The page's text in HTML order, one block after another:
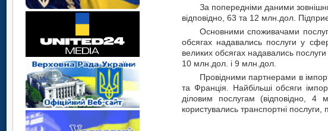
За попередніми даними
відповідно, 63 та 12 млн.дол.
Основними споживачами
обсягах надавались послуги у
великих обсягах надавались
10 млн.дол. і 9 млн.дол.
Провідними партнерами в
та Франція. Найбільші обсяги
діловим послугам (відповідно, 4
користувались транспортні